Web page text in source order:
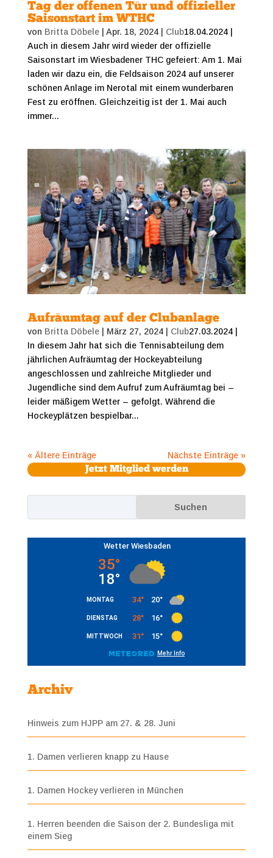
Tag der offenen Tür und offizieller
Saisonstart im WTHC
von Britta Döbele| Apr. 18, 2024| Club18.04.2024 |
Auch in diesem Jahr wird wieder der offizielle
Saisonstart im Wiesbadener THC gefeiert: Am 1. Mai
laden wir dazu ein, die Feldsaison 2024 auf unserer
schönen Anlage im Nerotal mit einem wunderbaren
Fest zu eröffnen. Gleichzeitig ist der 1. Mai auch
immer...
Aufräumtag auf der Clubanlage
von Britta Döbele| März 27, 2024| Club27.03.2024 |
In diesem Jahr hat sich die Tennisabteilung dem
jährlichen Aufräumtag der Hockeyabteilung
angeschlossen und zahlreiche Mitglieder und
Jugendliche sind dem Aufruf zum Aufräumtag bei –
leider mäßigem Wetter – gefolgt. Während die
Hockeyplätzen bespielbar...
« Ältere Einträge
Nächste Einträge »
Jetzt Mitglied werden
Archiv
Hinweis zum HJPP am 27. & 28. Juni
1. Damen verlieren knapp zu Hause
1. Damen Hockey verlieren in München
1. Herren beenden die Saison der 2. Bundesliga mit
einem Sieg